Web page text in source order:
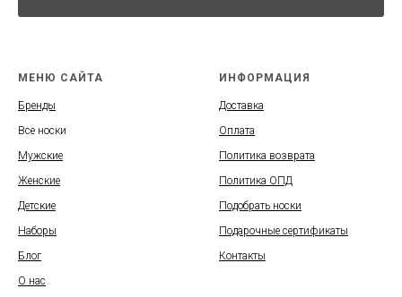
МЕНЮ САЙТА
Бренды
Все носки
Мужские
Женские
Детские
Наборы
Блог
О нас
ИНФОРМАЦИЯ
Доставка
Оплата
Политика возврата
Политика ОПД
Подобрать носки
Подарочные сертификаты
Контакты